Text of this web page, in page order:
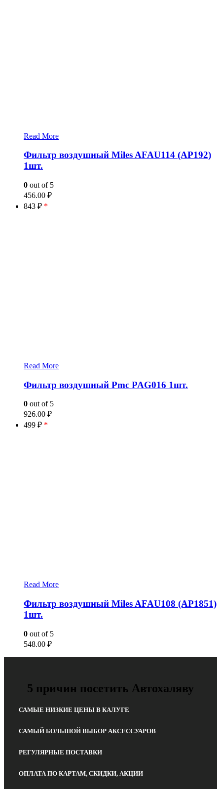
Read More
Фильтр воздушный Miles AFAU114 (AP192)
1шт.
0 out of 5
456.00 ₽
843 ₽ *
Read More
Фильтр воздушный Pmc PAG016 1шт.
0 out of 5
926.00 ₽
499 ₽ *
Read More
Фильтр воздушный Miles AFAU108 (AP1851)
1шт.
0 out of 5
548.00 ₽
5 причин посетить Автохаляву
САМЫЕ НИЗКИЕ ЦЕНЫ В КАЛУГЕ
САМЫЙ БОЛЬШОЙ ВЫБОР АКСЕССУАРОВ
РЕГУЛЯРНЫЕ ПОСТАВКИ
ОПЛАТА ПО КАРТАМ, СКИДКИ, АКЦИИ